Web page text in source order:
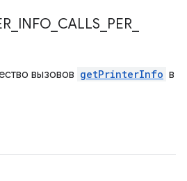
INFO CALLS PER
вызовов getPrinterInfo в